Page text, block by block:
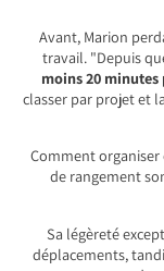
Avant, Marion
travail. "Depuis
moins 20
classer par projet et
Comment organiser
de rangement
Sa légèreté
déplacements,